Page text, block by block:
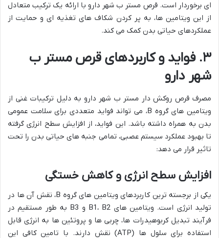
ای برخوردار است. قرص مستر ب شهر دارو با ارائه یک ترکیب متعادل
از این ویتامین ها، به پر کردن شکاف های تغذیه ای و حمایت از
عملکردهای حیاتی بدن کمک می کند.
۳. فواید و کاربردهای قرص مستر ب
شهر دارو
مصرف قرص روکش دار مستر ب شهر دارو به دلیل ترکیبات غنی از
ویتامین های گروه B، می تواند فواید متعددی برای سلامت عمومی
بدن به همراه داشته باشد. این فواید، از افزایش سطح انرژی گرفته
تا بهبود عملکرد سیستم عصبی، تمامی جنبه های حیاتی بدن را تحت
تاثیر قرار می دهد:
افزایش سطح انرژی و کاهش خستگی
یکی از برجسته ترین کاربردهای ویتامین های گروه B، نقش آن ها در
تولید انرژی است. ویتامین های B1، B2 و B3 به طور مستقیم در
فرآیند تبدیل کربوهیدرات ها، چربی ها و پروتئین ها به انرژی قابل
استفاده برای سلول ها (ATP) نقش دارند. با تامین کافی این